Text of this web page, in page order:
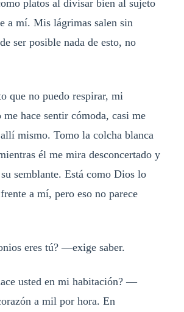
platos al divisar bien al sujeto
a mí. Mis lágrimas salen sin
ser posible nada de esto, no
que no puedo respirar, mi
me hace sentir cómoda, casi me
mismo. Tomo la colcha blanca
él me mira desconcertado y
semblante. Está como Dios lo
a mí, pero eso no parece
eres tú? —exige saber.
usted en mi habitación? —
a mil por hora. En